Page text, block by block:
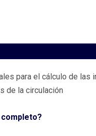
para el cálculo de las
de la circulación